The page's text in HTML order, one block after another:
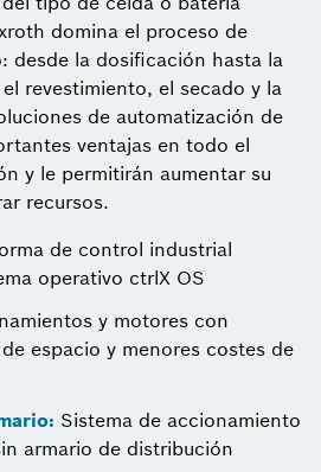
domina el proceso de
desde la dosificación hasta la
revestimiento, el secado y la
de automatización de
ventajas en todo el
y le permitirán aumentar su
recursos.
de control industrial
operativo ctrlX OS
y motores con
espacio y menores costes de
Sistema de accionamiento
armario de distribución